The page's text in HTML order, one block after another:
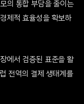
의 통합 부담을 줄이는
제적 효율성을 확보하
에서 검증된 표준을 활
전역의 결제 생태계를